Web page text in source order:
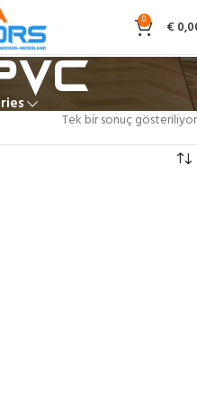
0 €
Tek bir sonuç gösteriliyor